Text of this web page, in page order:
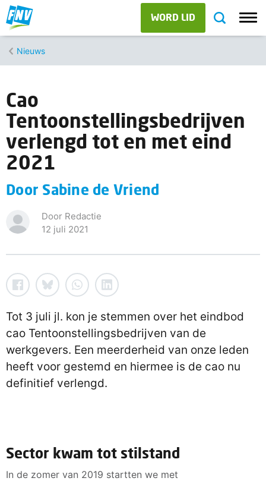
WORD LID
Nieuws
Cao
Tentoonstellingsbedrijven
verlengd tot en met eind
2021
Door Sabine de Vriend
Door Redactie
12 juli 2021
Tot 3 juli jl. kon je stemmen over het eindbod
cao Tentoonstellingsbedrijven van de
werkgevers. Een meerderheid van onze leden
heeft voor gestemd en hiermee is de cao nu
definitief verlengd.
Sector kwam tot stilstand
In de zomer van 2019 startten we met